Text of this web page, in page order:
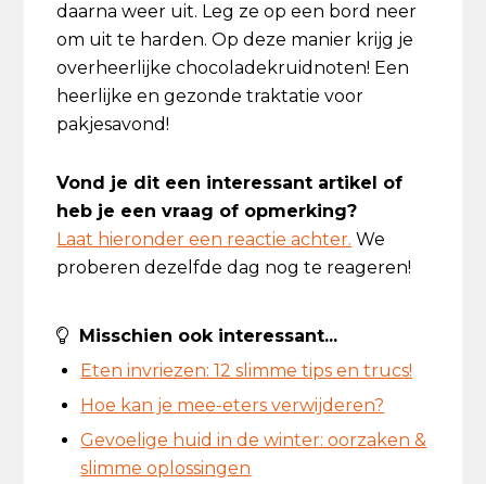
daarna weer uit. Leg ze op een bord neer
om uit te harden. Op deze manier krijg je
overheerlijke chocoladekruidnoten! Een
heerlijke en gezonde traktatie voor
pakjesavond!
Vond je dit een interessant artikel of
heb je een vraag of opmerking?
Laat hieronder een reactie achter. We
proberen dezelfde dag nog te reageren!
Misschien ook interessant...
Eten invriezen: 12 slimme tips en trucs!
Hoe kan je mee-eters verwijderen?
Gevoelige huid in de winter: oorzaken &
slimme oplossingen